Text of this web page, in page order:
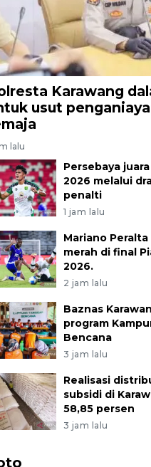
Karawang
usut
lalu
Persebaya
2026 melalui
penalti
1 jam lalu
Mariano
merah di final
2026.
2 jam lalu
Baznas
program
Bencana
3 jam lalu
Realisasi
subsidi di
58,85 persen
3 jam lalu